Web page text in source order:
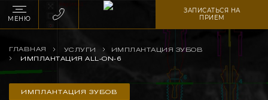
МЕНЮ
ЗАПИСАТЬСЯ НА
ПРИЕМ
ГЛАВНАЯ УСЛУГИ
ИМПЛАНТАЦИЯ ЗУБОВ
ИМПЛАНТАЦИЯ ALL-ON-6
ИМПЛАНТАЦИЯ ЗУБОВ